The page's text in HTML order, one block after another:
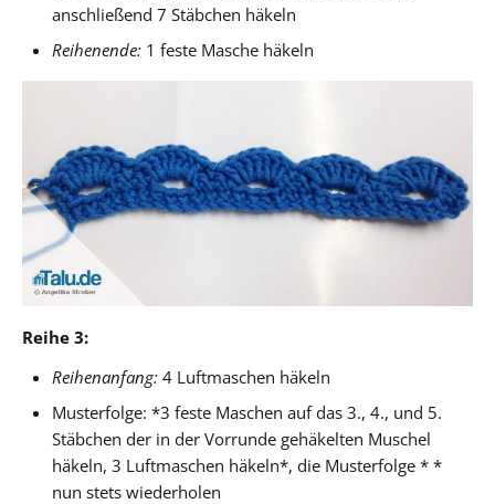
anschließend 7 Stäbchen häkeln
Reihenende: 1 feste Masche häkeln
Reihe 3:
Reihenanfang: 4 Luftmaschen häkeln
Musterfolge: *3 feste Maschen auf das 3., 4., und 5.
Stäbchen der in der Vorrunde gehäkelten Muschel
häkeln, 3 Luftmaschen häkeln*, die Musterfolge * *
nun stets wiederholen